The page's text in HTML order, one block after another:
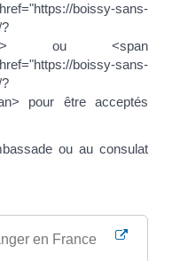
boissy-sans-
span> ou <span
boissy-sans-
pour être acceptés
ou au consulat
en France